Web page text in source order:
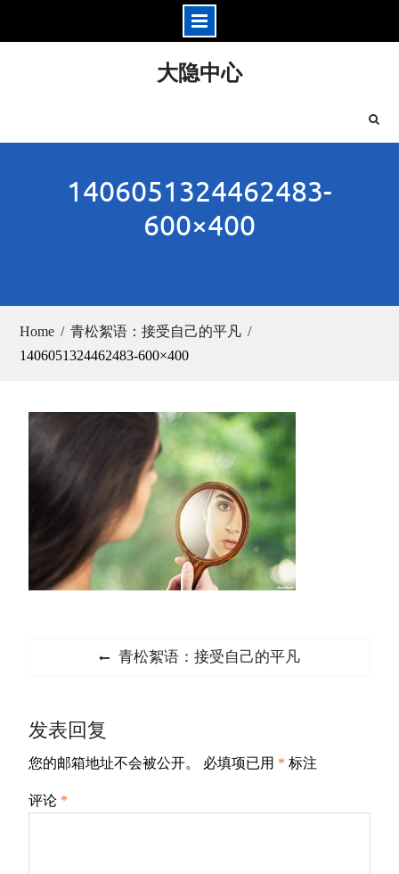
大隐中心
1406051324462483-
600×400
Home
青松絮语：接受自己的平凡
1406051324462483-600×400
航
Previous
青松絮语：接受自己的平凡
发表回复
您的邮箱地址不会被公开。 必填项已用 * 标注
评论 *